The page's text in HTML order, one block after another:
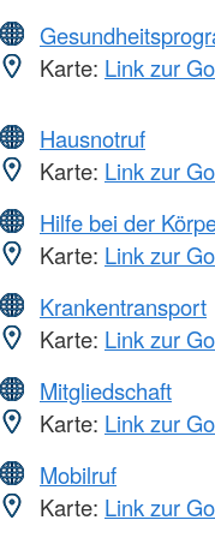
Karte: Link zur
Hausnotruf
Karte: Link zur
Hilfe bei der
Karte: Link zur
Krankentransport
Karte: Link zur
Mitgliedschaft
Karte: Link zur
Mobilruf
Karte: Link zur